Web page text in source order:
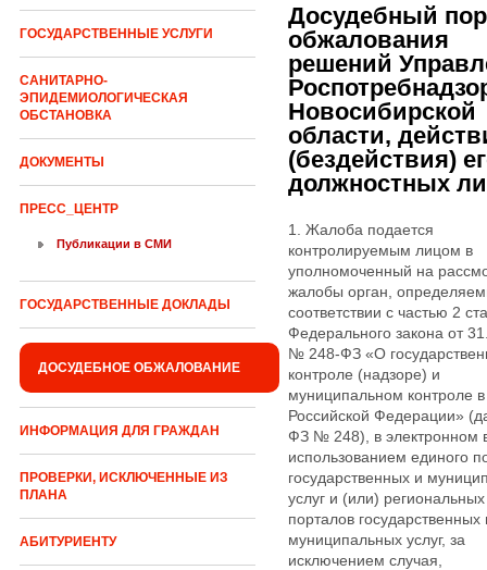
ГОСУДАРСТВЕННЫЕ УСЛУГИ
САНИТАРНО-
ЭПИДЕМИОЛОГИЧЕСКАЯ
ОБСТАНОВКА
ДОКУМЕНТЫ
ПРЕСС_ЦЕНТР
Публикации в СМИ
ГОСУДАРСТВЕННЫЕ ДОКЛАДЫ
ДОСУДЕБНОЕ ОБЖАЛОВАНИЕ
ИНФОРМАЦИЯ ДЛЯ ГРАЖДАН
ПРОВЕРКИ, ИСКЛЮЧЕННЫЕ ИЗ
ПЛАНА
АБИТУРИЕНТУ
Досудебный
обжалования
решений
Новосибирской
области,
(бездействия)
должностных
1. Жалоба подается
контролируемым лицом в
уполномоченный на
жалобы орган,
соответствии с частью 2
Федерального закона от
№ 248-ФЗ «О
контроле (надзоре) и
муниципальном контроле в
Российской Федерации»
ФЗ № 248), в электронном
использованием единого
государственных и
услуг и (или) региональных
порталов государственных
муниципальных услуг, за
исключением случая,